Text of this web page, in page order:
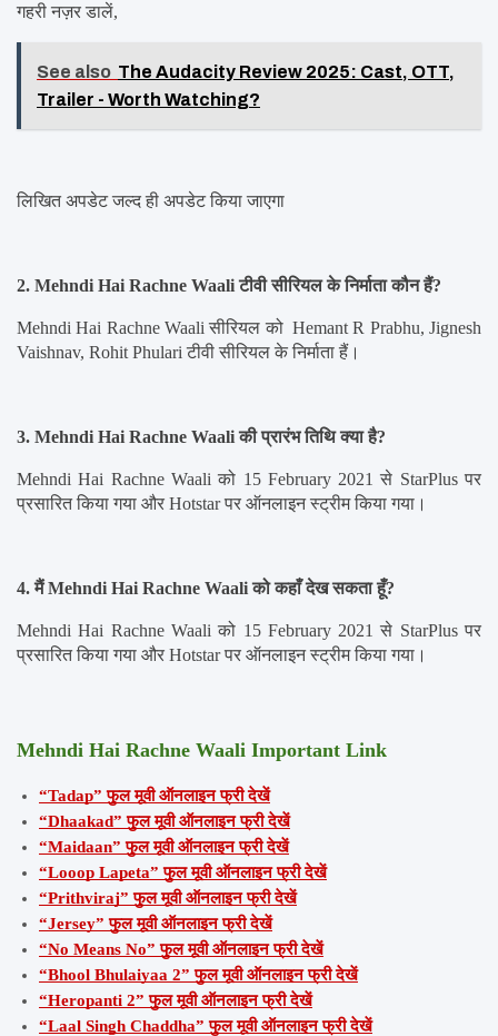
गहरी नज़र डालें,
See also The Audacity Review 2025: Cast, OTT,
Trailer - Worth Watching?
लिखित अपडेट जल्द ही अपडेट किया जाएगा
2. Mehndi Hai Rachne Waali टीवी सीरियल के निर्माता कौन हैं?
Mehndi Hai Rachne Waali सीरियल को  Hemant R Prabhu, Jignesh
Vaishnav, Rohit Phulari टीवी सीरियल के निर्माता हैं।
3. Mehndi Hai Rachne Waali की प्रारंभ तिथि क्या है?
Mehndi Hai Rachne Waali को 15 February 2021 से StarPlus पर
प्रसारित किया गया और Hotstar पर ऑनलाइन स्ट्रीम किया गया।
4. मैं Mehndi Hai Rachne Waali को कहाँ देख सकता हूँ?
Mehndi Hai Rachne Waali को 15 February 2021 से StarPlus पर
प्रसारित किया गया और Hotstar पर ऑनलाइन स्ट्रीम किया गया।
Mehndi Hai Rachne Waali Important Link
“Tadap” फुल मूवी ऑनलाइन फ्री देखें
“Dhaakad” फुल मूवी ऑनलाइन फ्री देखें
“Maidaan” फुल मूवी ऑनलाइन फ्री देखें
“Looop Lapeta” फुल मूवी ऑनलाइन फ्री देखें
“Prithviraj” फुल मूवी ऑनलाइन फ्री देखें
“Jersey” फुल मूवी ऑनलाइन फ्री देखें
“No Means No” फुल मूवी ऑनलाइन फ्री देखें
“Bhool Bhulaiyaa 2” फुल मूवी ऑनलाइन फ्री देखें
“Heropanti 2” फुल मूवी ऑनलाइन फ्री देखें
“Laal Singh Chaddha” फुल मूवी ऑनलाइन फ्री देखें